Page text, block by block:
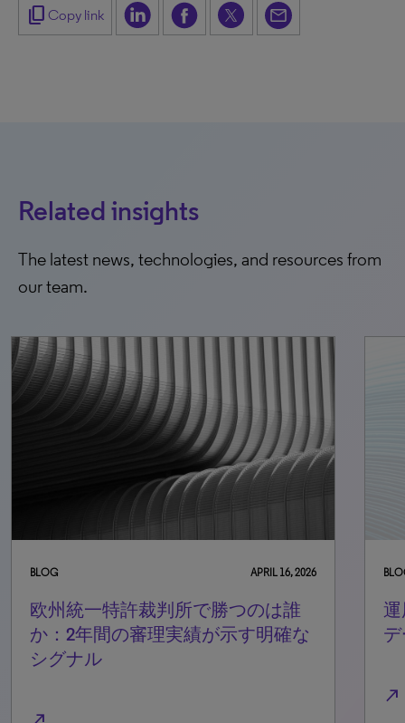
content_copy Copy link
Related insights
The latest news, technologies, and resources from
our team.
16, 2026
な
NOVEMBER 7, 2025
運用2年目の欧州統一特許裁判所：
データが示す実像